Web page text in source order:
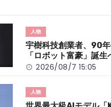
k
k
人物
宇樹科技創業者、90
「ロボット富豪」誕生
2026/08/7 15:05
人物